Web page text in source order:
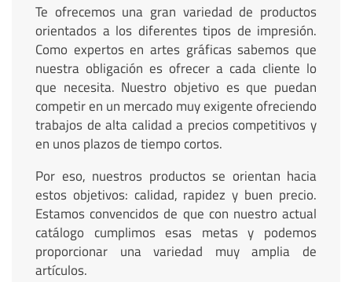
Te ofrecemos una gran variedad de productos
orientados a los diferentes tipos de impresión.
Como expertos en artes gráficas sabemos que
nuestra obligación es ofrecer a cada cliente lo
que necesita. Nuestro objetivo es que puedan
competir en un mercado muy exigente ofreciendo
trabajos de alta calidad a precios competitivos y
en unos plazos de tiempo cortos.
Por eso, nuestros productos se orientan hacia
estos objetivos: calidad, rapidez y buen precio.
Estamos convencidos de que con nuestro actual
catálogo cumplimos esas metas y podemos
proporcionar una variedad muy amplia de
artículos.